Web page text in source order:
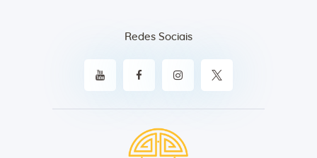
Redes Sociais